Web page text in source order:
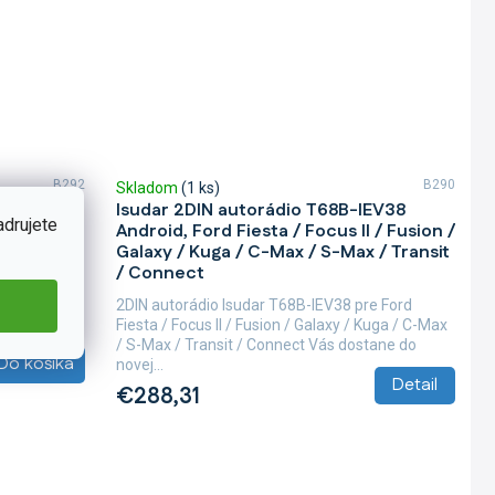
košíka
systémom
4
B292
Isudar 2DIN autorádio T68B-IEV38
Android, Ford Fiesta / Focus II / Fusion /
Galaxy / Kuga / C-Max / S-Max / Transit
/ Connect
Skladom (1 ks)
€288,31 Detail
2DIN autorádio Isudar T68B-IEV38 pre Ford
Fiesta / Focus II / Fusion / Galaxy / Kuga / C-Max
/ S-Max / Transit / Connect Vás dostane do
novej...
B290